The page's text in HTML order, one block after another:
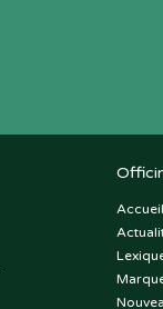
Accueil